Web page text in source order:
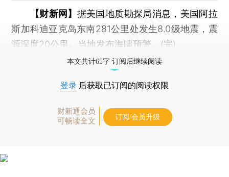
【财新网】 据美国地质勘探局消息，美国阿拉
斯加科迪亚克岛东南281公里处发生8.0级地震，震
源深度20公里。当地发布海啸预警。(完)
本文共计65字 订阅后继续阅读
登录 后获取已订阅的阅读权限
财新通会员
可畅读全文
订阅/会员升级